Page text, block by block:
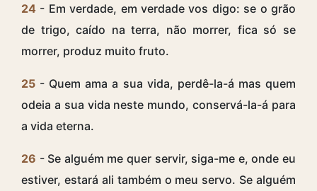
24 - Em verdade, em verdade vos digo: se o grão
de trigo, caído na terra, não morrer, fica só se
morrer, produz muito fruto.
25 - Quem ama a sua vida, perdê-la-á mas quem
odeia a sua vida neste mundo, conservá-la-á para
a vida eterna.
26 - Se alguém me quer servir, siga-me e, onde eu
estiver, estará ali também o meu servo. Se alguém